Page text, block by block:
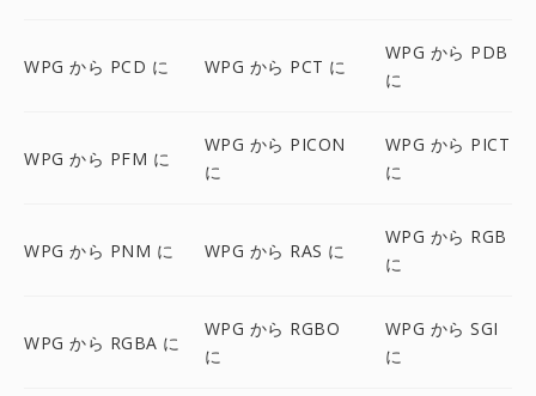
WPG から PCD に WPG から PCT に
WPG から PDB
に
WPG から PFM に
WPG から PICON
に
WPG から PICT
に
WPG から PNM に WPG から RAS に
WPG から RGB
に
WPG から RGBA に
WPG から RGBO
に
WPG から SGI
に